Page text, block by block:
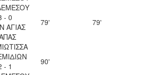
- 0
ΑΓΙΑΣ
79' 79'
- 1
90'